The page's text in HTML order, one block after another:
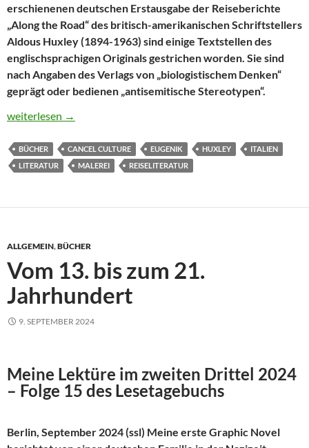
erschienenen deutschen Erstausgabe der Reiseberichte
„Along the Road“ des britisch-amerikanischen Schriftstellers
Aldous Huxley (1894-1963) sind einige Textstellen des
englischsprachigen Originals gestrichen worden. Sie sind
nach Angaben des Verlags von „biologistischem Denken“
geprägt oder bedienen „antisemitische Stereotypen“.
Aldous Huxley, ein Fresko und die Eugenik
weiterlesen →
BÜCHER CANCEL CULTURE EUGENIK HUXLEY
ITALIEN
LITERATUR
MALEREI REISELITERATUR
ALLGEMEIN,BÜCHER
Vom 13. bis zum 21.
Jahrhundert
9. SEPTEMBER 2024
Meine Lektüre im zweiten Drittel 2024
– Folge 15 des Lesetagebuchs
Berlin, September 2024 (ssl) Meine erste Graphic Novel